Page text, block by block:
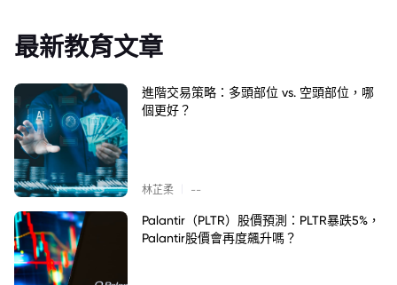
最新教育文章
進階交易策略：多頭部位 vs. 空頭部位，哪
個更好？
林芷柔 --
Palantir（PLTR）股價預測：PLTR暴跌5%，
Palantir股價會再度飆升嗎？